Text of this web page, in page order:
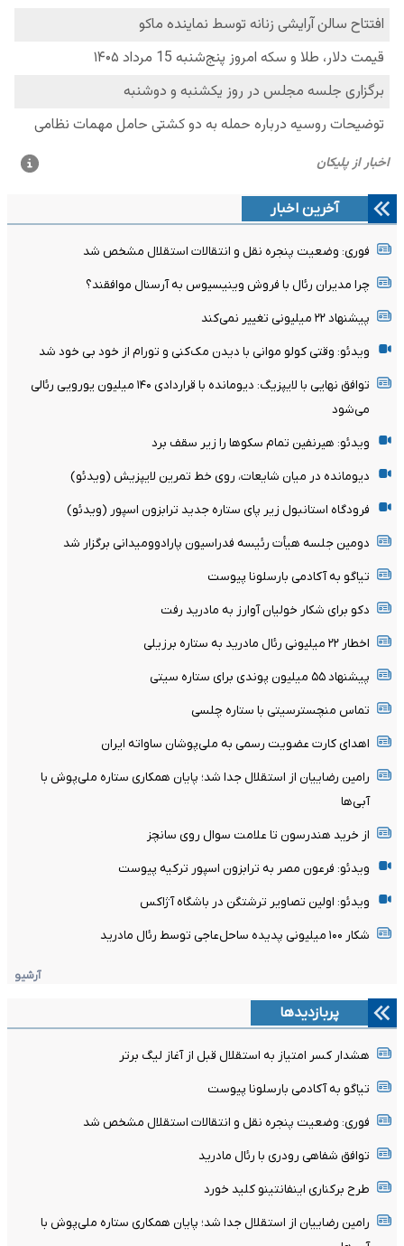
آخرین اخبار
فوری: وضعیت پنجره نقل و انتقالات استقلال مشخص شد
چرا مدیران رئال با فروش وینیسیوس به آرسنال موافقند؟
پیشنهاد ۲۲ میلیونی تغییر نمی‌کند
ویدئو: وقتی کولو موانی با دیدن مک‌کنی و تورام از خود بی خود شد
توافق نهایی با لایپزیگ: دیومانده با قراردادی ۱۴۰ میلیون یورویی رئالی
می‌شود
ویدئو: هیرنفین تمام سکوها را زیر سقف برد
دیومانده در میان شایعات، روی خط تمرین لایپزیش (ویدئو)
فرودگاه استانبول زیر پای ستاره جدید ترابزون اسپور (ویدئو)
دومین جلسه هیأت رئیسه فدراسیون پارادوومیدانی برگزار شد
تیاگو به آکادمی بارسلونا پیوست
دکو برای شکار خولیان آوارز به مادرید رفت
اخطار ۲۲ میلیونی رئال مادرید به ستاره برزیلی
پیشنهاد ۵۵ میلیون پوندی برای ستاره سیتی
تماس منچسترسیتی با ستاره چلسی
اهدای کارت عضویت رسمی به ملی‌پوشان ساواته ایران
رامین رضاییان از استقلال جدا شد؛ پایان همکاری ستاره ملی‌پوش با
آبی‌ها
از خرید هندرسون تا علامت سوال روی سانچز
ویدئو: فرعون مصر به ترابزون اسپور ترکیه پیوست
ویدئو: اولین تصاویر ترشتگن در باشگاه آژاکس
شکار ۱۰۰ میلیونی پدیده ساحل‌عاجی توسط رئال مادرید
آرشیو
پربازدیدها
هشدار کسر امتیاز به استقلال قبل از آغاز لیگ برتر
تیاگو به آکادمی بارسلونا پیوست
فوری: وضعیت پنجره نقل و انتقالات استقلال مشخص شد
توافق شفاهی رودری با رئال مادرید
طرح برکناری اینفانتینو کلید خورد
رامین رضاییان از استقلال جدا شد؛ پایان همکاری ستاره ملی‌پوش با